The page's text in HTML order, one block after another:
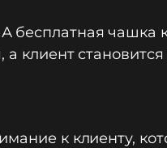
а клиент
к клиенту,